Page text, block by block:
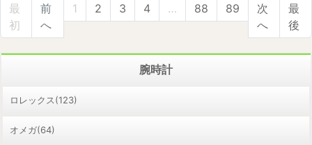
最
初
前
へ
1 2 3 4 … 88 89
次
へ
最
後
腕時計
ロレックス(123)
オメガ(64)